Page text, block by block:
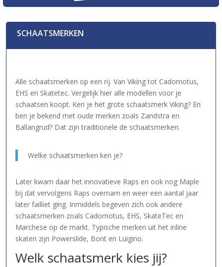
SCHAATSMERKEN
Alle schaatsmerken op een rij. Van Viking tot Cadomotus,
EHS en Skatetec. Vergelijk hier alle modellen voor je
schaatsen koopt. Ken je het grote schaatsmerk Viking? En
ben je bekend met oude merken zoals Zandstra en
Ballangrud? Dat zijn traditionele de schaatsmerken.
Welke schaatsmerken ken je?
Later kwam daar het innovatieve Raps en ook nog Maple
bij dat vervolgens Raps overnam en weer een aantal jaar
later failliet ging. Inmiddels begeven zich ook andere
schaatsmerken zoals Cadomotus, EHS, SkateTec en
Marchese op de markt. Typische merken uit het inline
skaten zijn Powerslide, Bont en Luigino.
Welk schaatsmerk kies jij?